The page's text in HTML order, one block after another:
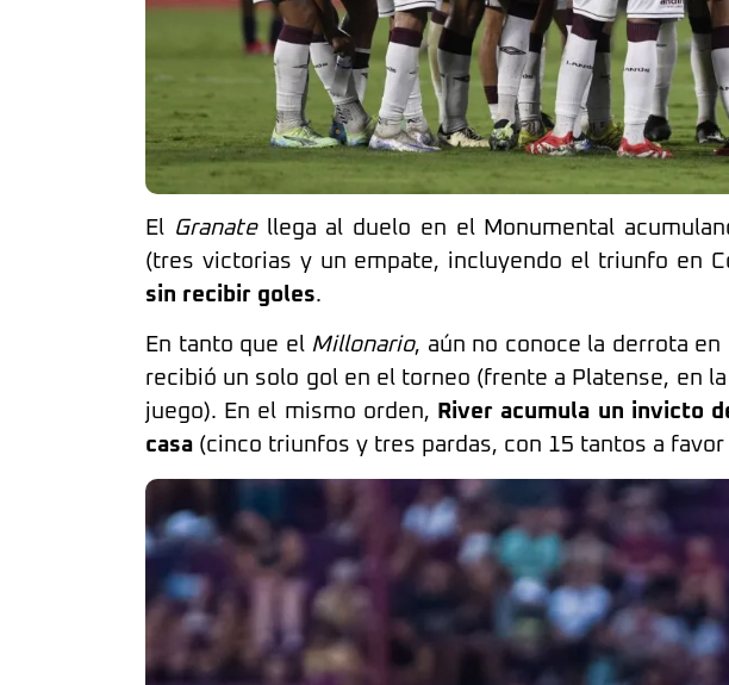
El Granatellega al duelo en el Monumental
(tres victorias y un empate, incluyendo el triunfo en
sin recibir goles.
En tanto que el Millonario, aún no conoce la derrota
recibió un solo gol en el torneo (frente a Platense, en
juego). En el mismo orden, River acumula un invicto
casa (cinco triunfos y tres pardas, con 15 tantos a